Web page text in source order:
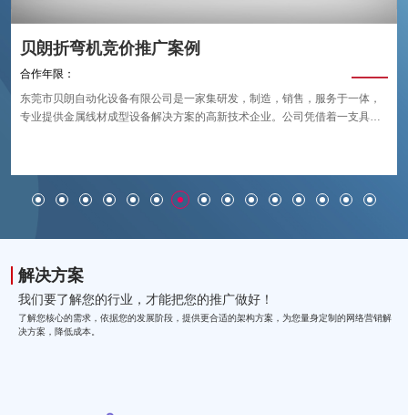
贝朗折弯机竞价推广案例
合作年限：
东莞市贝朗自动化设备有限公司是一家集研发，制造，销售，服务于一体，
专业提供金属线材成型设备解决方案的高新技术企业。公司凭借着一支具有
国家和台湾等地区的先进技术经验，经过长时间的生产实践和数名资深高级
工程师设计并监制，不断改进产品质量，提升产品稳定性和可靠性，在行业
解决方案
我们要了解您的行业，才能把您的推广做好！
了解您核心的需求，依据您的发展阶段，提供更合适的架构方案，为您量身定制的网络营销解
决方案，降低成本。